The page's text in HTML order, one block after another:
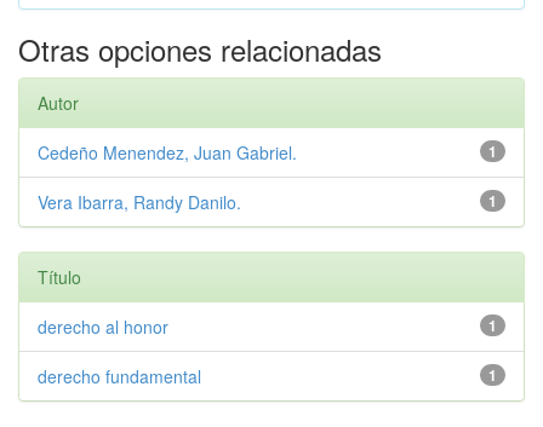
Otras opciones relacionadas
Autor
1
Cedeño Menendez, Juan Gabriel.
1
Vera Ibarra, Randy Danilo.
Título
1
derecho al honor
1
derecho fundamental